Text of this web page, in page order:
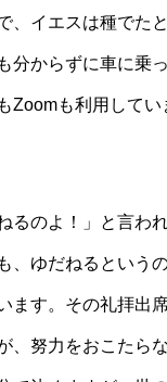
、イエスは種でたと
分からずに車に乗
Zoomも利用してい
のよ！」と言われ
、ゆだねるという
ます。その礼拝出
、努力をおこたら